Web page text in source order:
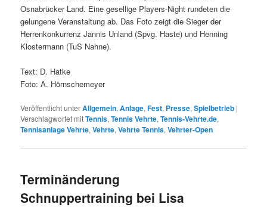
Osnabrücker Land. Eine gesellige Players-Night rundeten die
gelungene Veranstaltung ab. Das Foto zeigt die Sieger der
Herrenkonkurrenz Jannis Unland (Spvg. Haste) und Henning
Klostermann (TuS Nahne).
Text: D. Hatke
Foto: A. Hörnschemeyer
Veröffentlicht unterAllgemein,Anlage,Fest, Presse,Spielbetrieb |
Verschlagwortet mitTennis,Tennis Vehrte,Tennis-Vehrte.de,
Tennisanlage Vehrte,Vehrte,Vehrte Tennis,Vehrter-Open
Terminänderung
Schnuppertraining bei Lisa